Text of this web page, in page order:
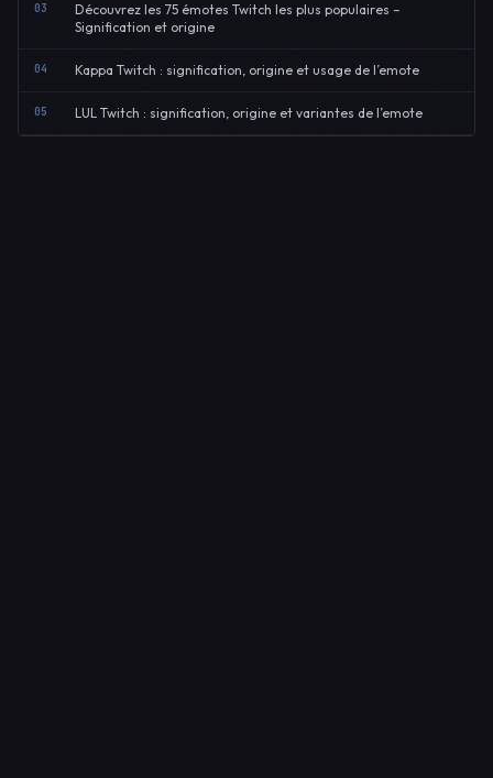
03
Découvrez les 75 émotes Twitch les plus populaires –
Signification et origine
04 Kappa Twitch : signification, origine et usage de l’emote
05 LUL Twitch : signification, origine et variantes de l’emote